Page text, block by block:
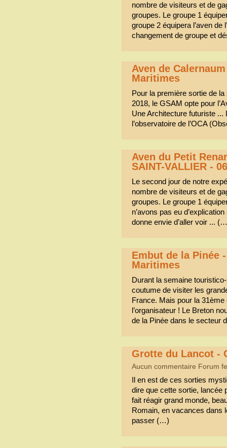
nombre de visiteurs et de
groupes. Le groupe 1
groupe 2 équipera l’aven de
changement de groupe et
Aven de
Maritimes
Pour la première sortie de
2018, le GSAM opte pour
Une Architecture futuriste
l’observatoire de l’OCA
Aven du Petit
SAINT-VALLIER - 06
Le second jour de notre
nombre de visiteurs et de
groupes. Le groupe 1
n’avons pas eu
donne envie d’aller voir ...
Embut de la Pinée
Maritimes
Durant la semaine
coutume de visiter les
France. Mais pour la 31ème
l’organisateur ! Le Breton
de la Pinée dans le secteur
Grotte du Lancot -
Aucun commentaire Forum
Il en est de ces sorties
dire que cette sortie, lancée
fait réagir grand monde,
Romain, en vacances dans
passer (…)